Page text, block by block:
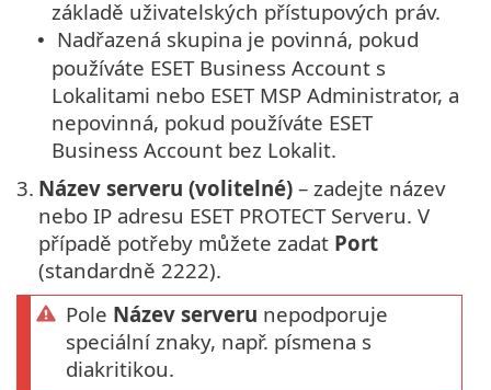
základě uživatelských přístupových práv.
•
Nadřazená skupina je povinná, pokud
používáte ESET Business Account s
Lokalitami nebo ESET MSP Administrator, a
nepovinná, pokud používáte ESET
Business Account bez Lokalit.
3. Název serveru (volitelné) – zadejte název
nebo IP adresu ESET PROTECT Serveru. V
případě potřeby můžete zadat Port
(standardně 2222).
Pole Název serveru nepodporuje
speciální znaky, např. písmena s
diakritikou.